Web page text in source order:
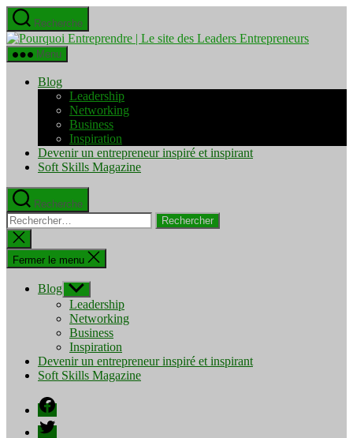
Aller
au
contenu
Recherche
Pourquoi
Menu
Blog
Leadership
Networking
Business
Inspiration
Devenir un entrepreneur inspiré et inspirant
Soft Skills Magazine
Recherche
Rechercher :
Fermer
la
recherche
Fermer le menu
Blog Afficher
le
sous-
menu
Leadership
Networking
Business
Inspiration
Devenir un entrepreneur inspiré et inspirant
Soft Skills Magazine
Facebook
Twitter